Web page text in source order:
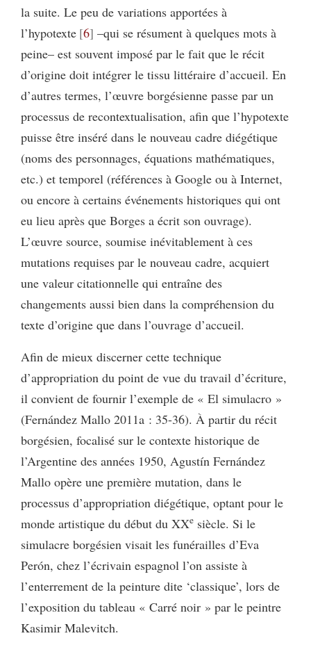
la suite. Le peu de variations apportées à
l’hypotexte 6 –qui se résument à quelques mots à
peine– est souvent imposé par le fait que le récit
d’origine doit intégrer le tissu littéraire d’accueil. En
d’autres termes, l’œuvre borgésienne passe par un
processus de recontextualisation, afin que l’hypotexte
puisse être inséré dans le nouveau cadre diégétique
(noms des personnages, équations mathématiques,
etc.) et temporel (références à Google ou à Internet,
ou encore à certains événements historiques qui ont
eu lieu après que Borges a écrit son ouvrage).
L’œuvre source, soumise inévitablement à ces
mutations requises par le nouveau cadre, acquiert
une valeur citationnelle qui entraîne des
changements aussi bien dans la compréhension du
texte d’origine que dans l’ouvrage d’accueil.
Afin de mieux discerner cette technique
d’appropriation du point de vue du travail d’écriture,
il convient de fournir l’exemple de « El simulacro »
(Fernández Mallo 2011a : 35-36). À partir du récit
borgésien, focalisé sur le contexte historique de
l’Argentine des années 1950, Agustín Fernández
Mallo opère une première mutation, dans le
processus d’appropriation diégétique, optant pour le
monde artistique du début du XXe siècle. Si le
simulacre borgésien visait les funérailles d’Eva
Perón, chez l’écrivain espagnol l’on assiste à
l’enterrement de la peinture dite ‘classique’, lors de
l’exposition du tableau « Carré noir » par le peintre
Kasimir Malevitch.